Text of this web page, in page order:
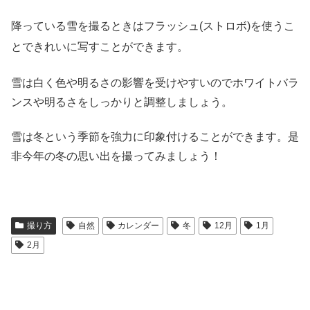
降っている雪を撮るときはフラッシュ(ストロボ)を使うこ
とできれいに写すことができます。
雪は白く色や明るさの影響を受けやすいのでホワイトバラ
ンスや明るさをしっかりと調整しましょう。
雪は冬という季節を強力に印象付けることができます。是
非今年の冬の思い出を撮ってみましょう！
撮り方 自然 カレンダー 冬 12月
1月
2月